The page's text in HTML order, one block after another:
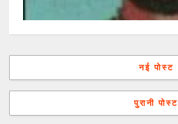
नई पोस्ट
पुरानी पोस्ट